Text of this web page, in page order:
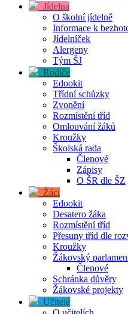
Jídelna
O školní jídelně
Informace k
Jídelníček
Alergeny
Tým ŠJ
Rodiče
Edookit
Třídní schůzky
Zvonění
Rozmístění tříd
Omlouvání žáků
Kroužky
Školská rada
Členové
Zápisy
O ŠR dle ŠZ
Žáci
Edookit
Desatero žáka
Rozmístění tříd
Přesuny tříd dle
Kroužky
Žákovský
Členové
Schránka důvěry
Žákovské projekty
Učitelé